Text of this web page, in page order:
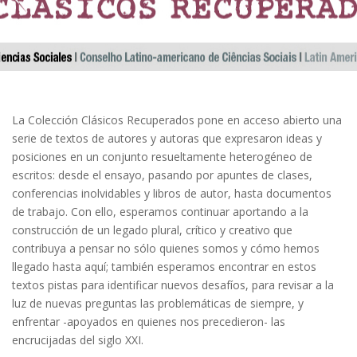
La Colección Clásicos Recuperados pone en acceso abierto una
serie de textos de autores y autoras que expresaron ideas y
posiciones en un conjunto resueltamente heterogéneo de
escritos: desde el ensayo, pasando por apuntes de clases,
conferencias inolvidables y libros de autor, hasta documentos
de trabajo. Con ello, esperamos continuar aportando a la
construcción de un legado plural, crítico y creativo que
contribuya a pensar no sólo quienes somos y cómo hemos
llegado hasta aquí; también esperamos encontrar en estos
textos pistas para identificar nuevos desafíos, para revisar a la
luz de nuevas preguntas las problemáticas de siempre, y
enfrentar -apoyados en quienes nos precedieron- las
encrucijadas del siglo XXI.